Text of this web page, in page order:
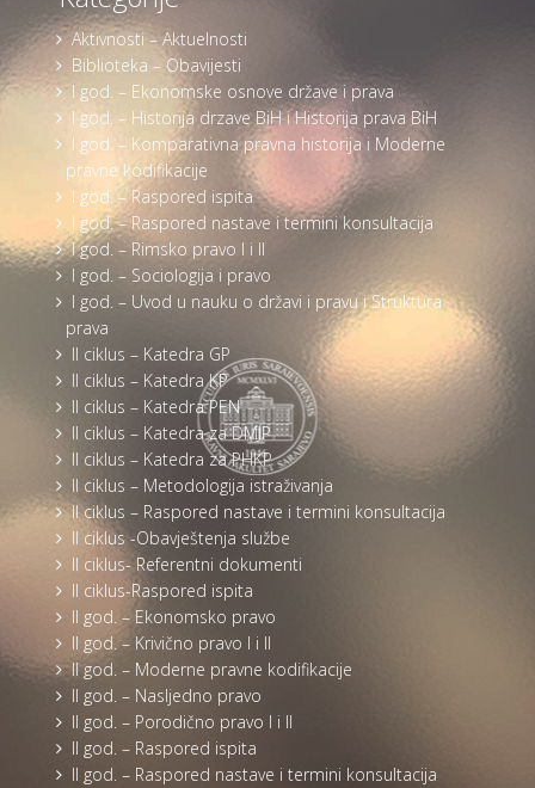
Aktivnosti – Aktuelnosti
Biblioteka – Obavijesti
I god. – Ekonomske osnove države i prava
I god. – Historija drzave BiH i Historija prava BiH
I god. – Komparativna pravna historija i Moderne
pravne kodifikacije
I god. – Raspored ispita
I god. – Raspored nastave i termini konsultacija
I god. – Rimsko pravo I i II
I god. – Sociologija i pravo
I god. – Uvod u nauku o državi i pravu i Struktura
prava
II ciklus – Katedra GP
II ciklus – Katedra KP
II ciklus – Katedra PEN
II ciklus – Katedra za DMJP
II ciklus – Katedra za PHKP
II ciklus – Metodologija istraživanja
II ciklus – Raspored nastave i termini konsultacija
II ciklus -Obavještenja službe
II ciklus- Referentni dokumenti
II ciklus-Raspored ispita
II god. – Ekonomsko pravo
II god. – Krivično pravo I i II
II god. – Moderne pravne kodifikacije
II god. – Nasljedno pravo
II god. – Porodično pravo I i II
II god. – Raspored ispita
II god. – Raspored nastave i termini konsultacija